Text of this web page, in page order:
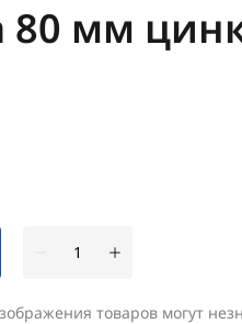
80 мм
товаров могут